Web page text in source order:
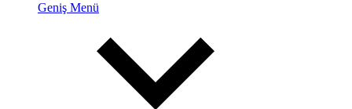
Geniş Menü